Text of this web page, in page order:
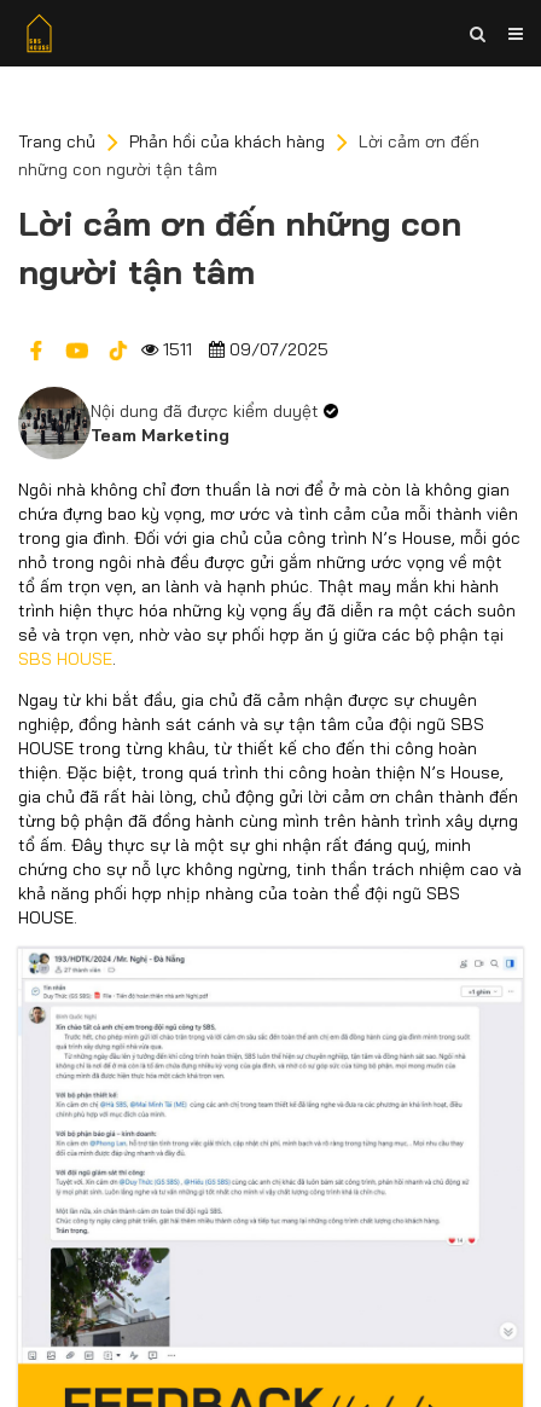
Trang chủ Phản hồi của khách hàng
Lời cảm ơn đến
những con người tận tâm
Lời cảm ơn đến những con
người tận tâm
1511 09/07/2025
Nội dung đã được kiểm duyệt
Team Marketing
Ngôi nhà không chỉ đơn thuần là nơi để ở mà còn là không gian
chứa đựng bao kỳ vọng, mơ ước và tình cảm của mỗi thành viên
trong gia đình. Đối với gia chủ của công trình N’s House, mỗi góc
nhỏ trong ngôi nhà đều được gửi gắm những ước vọng về một
tổ ấm trọn vẹn, an lành và hạnh phúc. Thật may mắn khi hành
trình hiện thực hóa những kỳ vọng ấy đã diễn ra một cách suôn
sẻ và trọn vẹn, nhờ vào sự phối hợp ăn ý giữa các bộ phận tại
SBS HOUSE.
Ngay từ khi bắt đầu, gia chủ đã cảm nhận được sự chuyên
nghiệp, đồng hành sát cánh và sự tận tâm của đội ngũ SBS
HOUSE trong từng khâu, từ thiết kế cho đến thi công hoàn
thiện. Đặc biệt, trong quá trình thi công hoàn thiện N’s House,
gia chủ đã rất hài lòng, chủ động gửi lời cảm ơn chân thành đến
từng bộ phận đã đồng hành cùng mình trên hành trình xây dựng
tổ ấm. Đây thực sự là một sự ghi nhận rất đáng quý, minh
chứng cho sự nỗ lực không ngừng, tinh thần trách nhiệm cao và
khả năng phối hợp nhịp nhàng của toàn thể đội ngũ SBS
HOUSE.